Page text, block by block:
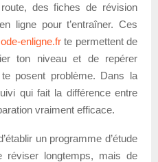
des fiches de révision
ligne pour t’entraîner. Ces
enligne.fr te permettent de
ton niveau et de repérer
posent problème. Dans la
qui fait la différence entre
vraiment efficace.
un programme d’étude
réviser longtemps, mais de